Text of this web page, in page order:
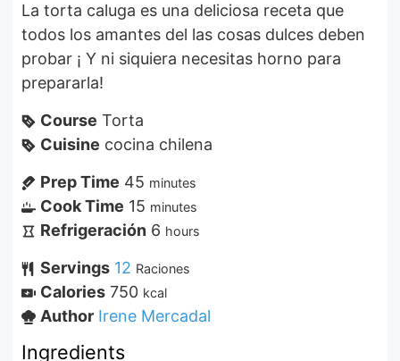
La torta caluga es una deliciosa receta que
todos los amantes del las cosas dulces deben
probar ¡ Y ni siquiera necesitas horno para
prepararla!
Course Torta
Cuisine cocina chilena
Prep Time 45 minutes
Cook Time 15 minutes
Refrigeración 6 hours
Servings 12 Raciones
Calories 750 kcal
Author Irene Mercadal
Ingredients